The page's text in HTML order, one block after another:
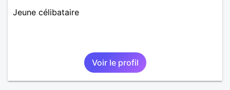
Jeune célibataire
Voir le profil